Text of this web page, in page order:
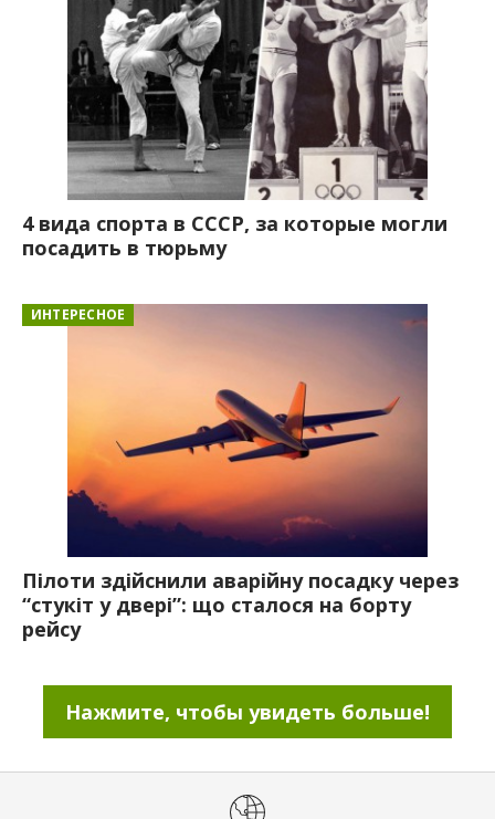
4 вида спорта в СССР, за которые могли
посадить в тюрьму
ИНТЕРЕСНОЕ
Пілоти здійснили аварійну посадку через
“стукіт у двері”: що сталося на борту
рейсу
Нажмите, чтобы увидеть больше!